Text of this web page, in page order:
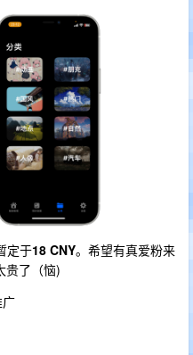
定于18 CNY。希望有真爱粉来
贵了（恼)